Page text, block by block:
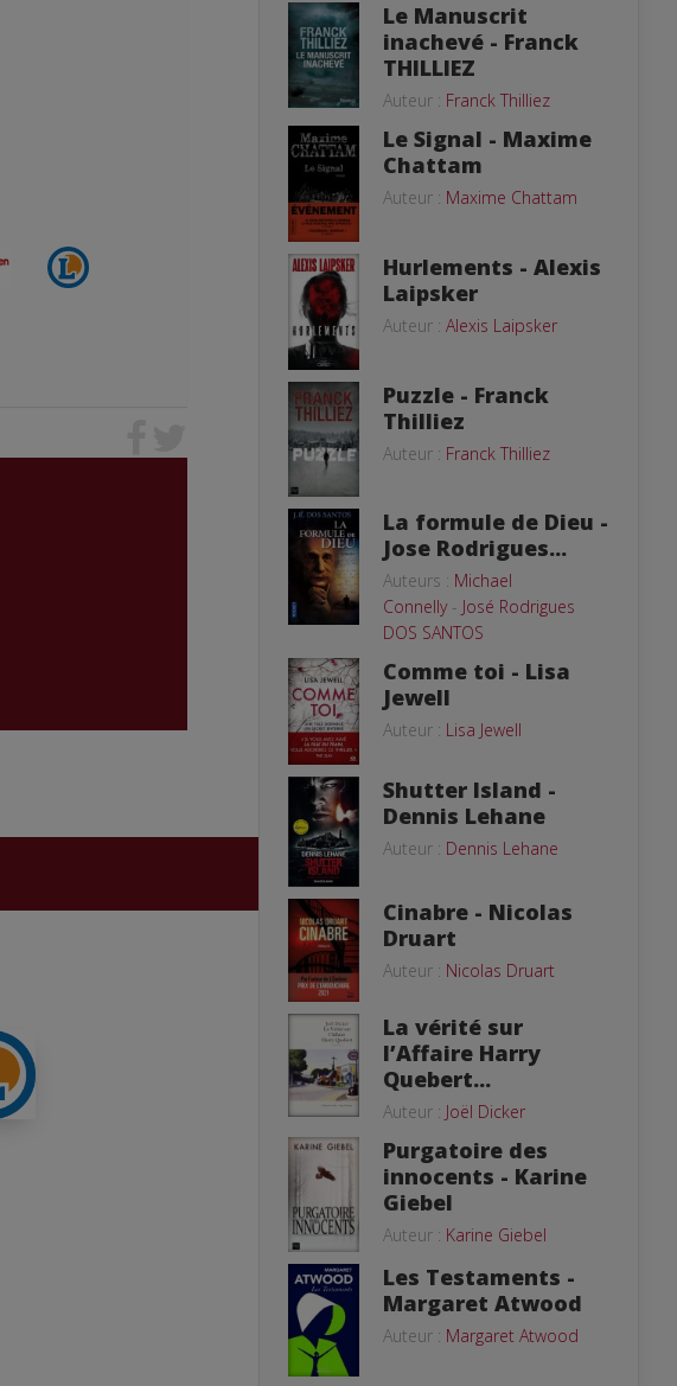
Le Manuscrit
inachevé - Franck
THILLIEZ
Auteur : Franck Thilliez
Le Signal - Maxime
Chattam
Auteur : Maxime Chattam
Hurlements - Alexis
Laipsker
Auteur : Alexis Laipsker
Puzzle - Franck
Thilliez
Auteur : Franck Thilliez
La formule de Dieu -
Jose Rodrigues...
Auteurs : Michael
Connelly- José Rodrigues
DOS SANTOS
Comme toi - Lisa
Jewell
Auteur : Lisa Jewell
Shutter Island -
Dennis Lehane
Auteur : Dennis Lehane
Cinabre - Nicolas
Druart
Auteur : Nicolas Druart
La vérité sur
l’Affaire Harry
Quebert...
Auteur : Joël Dicker
Purgatoire des
innocents - Karine
Giebel
Auteur : Karine Giebel
Les Testaments -
Margaret Atwood
Auteur : Margaret Atwood